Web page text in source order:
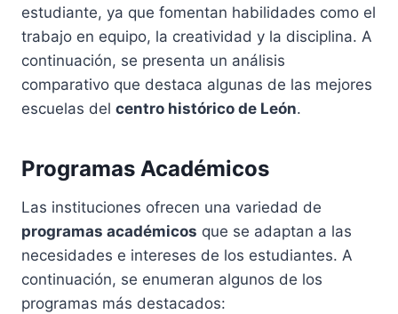
estudiante, ya que fomentan habilidades como el
trabajo en equipo, la creatividad y la disciplina. A
continuación, se presenta un análisis
comparativo que destaca algunas de las mejores
escuelas del centro histórico de León.
Programas Académicos
Las instituciones ofrecen una variedad de
programas académicos que se adaptan a las
necesidades e intereses de los estudiantes. A
continuación, se enumeran algunos de los
programas más destacados: